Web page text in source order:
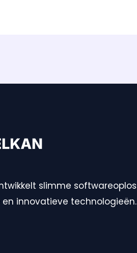
slimme
en innovatieve technologieën.